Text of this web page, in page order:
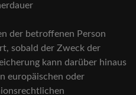
der betroffenen Person
sobald der Zweck der
kann darüber hinaus
europäischen oder